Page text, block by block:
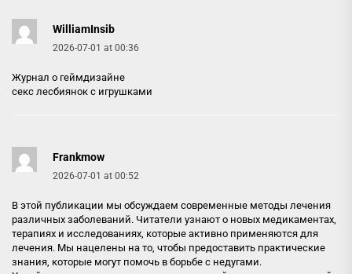
WilliamInsib
2026-07-01 at 00:36
Журнал о геймдизайне
секс лесбиянок с игрушками
Frankmow
2026-07-01 at 00:52
В этой публикации мы обсуждаем современные методы лечения
различных заболеваний. Читатели узнают о новых медикаментах,
терапиях и исследованиях, которые активно применяются для
лечения. Мы нацелены на то, чтобы предоставить практические
знания, которые могут помочь в борьбе с недугами.